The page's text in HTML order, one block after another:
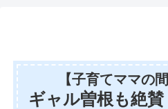
【子育てママの
ギャル曽根も絶